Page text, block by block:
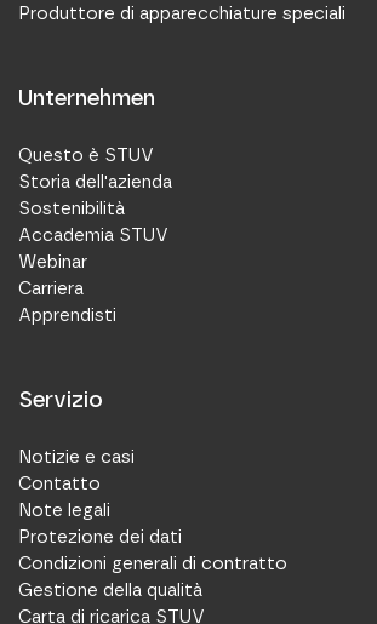
Produttore di apparecchiature speciali
Unternehmen
Questo è STUV
Storia dell'azienda
Sostenibilità
Accademia STUV
Webinar
Carriera
Apprendisti
Servizio
Notizie e casi
Contatto
Note legali
Protezione dei dati
Condizioni generali di contratto
Gestione della qualità
Carta di ricarica STUV